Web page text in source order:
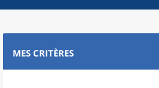
MES CRITÈRES